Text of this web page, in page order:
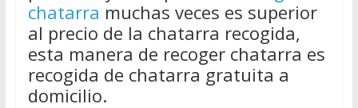
chatarra muchas veces es superior
al precio de la chatarra recogida,
esta manera de recoger chatarra es
recogida de chatarra gratuita a
domicilio.